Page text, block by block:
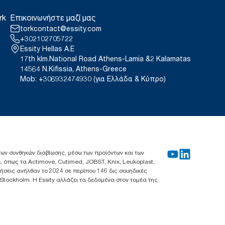
Επικοινωνήστε μαζί μας
torkcontact@essity.com
+302102705722
Essity Hellas A.E
17th klm.National Road Athens-Lamia &2 Kalamatas
14564 N.Kifissia, Athens-Greece
Mob: +306932474930 (για Ελλάδα & Κύπρο)
συνθηκών διαβίωσης, μέσω των προϊόντων και των
όπως τα Actimove, Cutimed, JOBST, Knix, Leukoplast,
ανήλθαν το 2024 σε περίπου 146 δις σουηδικές
Stockholm. Η Essity αλλάζει τα δεδομένα στον τομέα της